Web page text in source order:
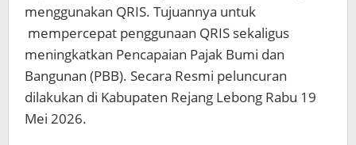
menggunakan QRIS. Tujuannya untuk
mempercepat penggunaan QRIS sekaligus
meningkatkan Pencapaian Pajak Bumi dan
Bangunan (PBB). Secara Resmi peluncuran
dilakukan di Kabupaten Rejang Lebong Rabu 19
Mei 2026.